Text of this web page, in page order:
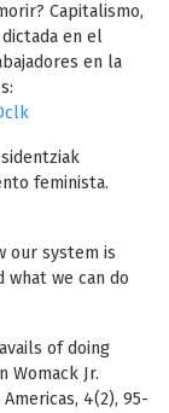
Capitalismo,
en el
en la
feminista.
our system is
what we can do
of doing
Womack Jr.
4(2), 95-